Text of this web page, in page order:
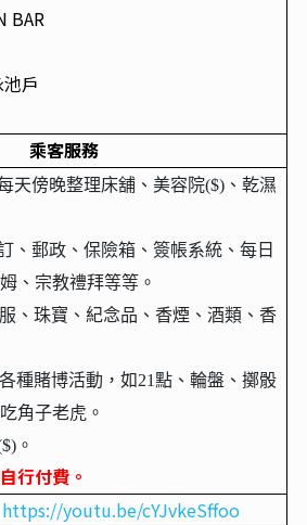
BAR
戶
乘客服務
天傍晚整理床舖、美容院($)、乾濕
、郵政、保險箱、簽帳系統、每日
、宗教禮拜等等。
、珠寶、紀念品、香煙、酒類、香
種賭博活動，如21點、輪盤、擲骰
角子老虎。
。
行付費。
https://youtu.be/cYJvkeSffoo